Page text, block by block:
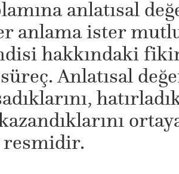
anlatısal
anlama ister
hakkındaki
Anlatısal